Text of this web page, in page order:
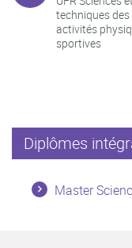
techniques des
activités
sportives
Diplômes
Master